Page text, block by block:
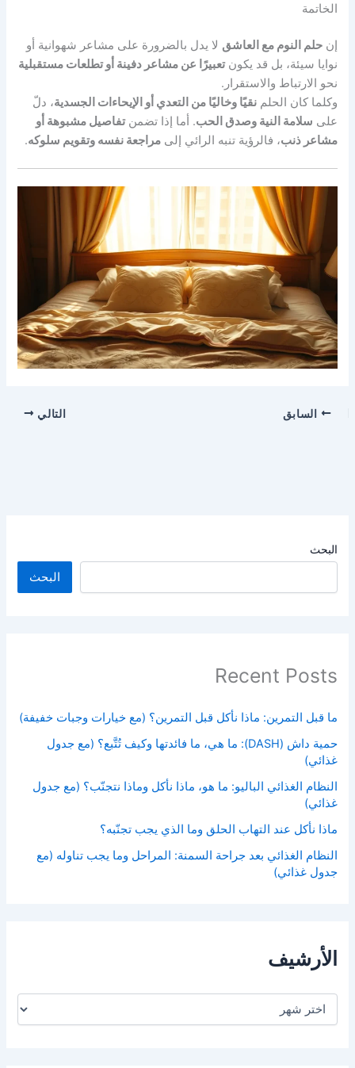
البحث
البحث
Recent Posts
ما قبل التمرين: ماذا نأكل قبل التمرين؟ (مع خيارات وجبات خفيفة)
حمية داش (DASH): ما هي، ما فائدتها وكيف تُتَّبع؟ (مع جدول
غذائي)
النظام الغذائي الباليو: ما هو، ماذا نأكل وماذا نتجنّب؟ (مع جدول
غذائي)
ماذا نأكل عند التهاب الحلق وما الذي يجب تجنّبه؟
النظام الغذائي بعد جراحة السمنة: المراحل وما يجب تناوله (مع
جدول غذائي)
الأرشيف
الخاتمة
إنحلم النوم مع العاشق لا يدل بالضرورة على مشاعر شهوانية أو
نوايا سيئة، بل قد يكونتعبيرًا عن مشاعر دفينة أو تطلعات مستقبلية
نحو الارتباط والاستقرار.
وكلما كان الحلمنقيًا وخاليًا من التعدي أو الإيحاءات الجسدية، دلّ
على سلامة النية وصدق الحب. أما إذا تضمنتفاصيل مشبوهة أو
مشاعر ذنب، فالرؤية تنبه الرائي إلىمراجعة نفسه وتقويم سلوكه.
السابق التالي